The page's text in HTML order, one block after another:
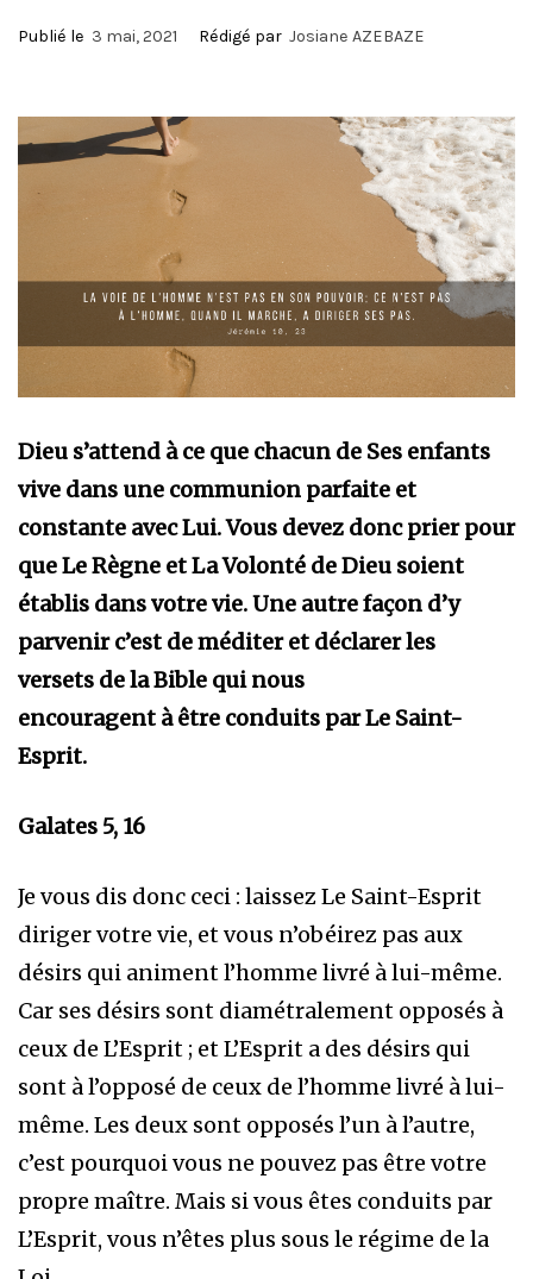
Publié le 3 mai, 2021 Rédigé par Josiane AZEBAZE
Dieu s’attend à ce que chacun de Ses enfants
vive dans une communion parfaite et
constante avec Lui. Vous devez donc prier pour
que Le Règne et La Volonté de Dieu soient
établis dans votre vie. Une autre façon d’y
parvenir c’est de méditer et déclarer les
versets de la Bible qui nous
encouragent à être conduits par Le Saint-
Esprit.
Galates 5, 16
Je vous dis donc ceci : laissez Le Saint-Esprit
diriger votre vie, et vous n’obéirez pas aux
désirs qui animent l’homme livré à lui-même.
Car ses désirs sont diamétralement opposés à
ceux de L’Esprit ; et L’Esprit a des désirs qui
sont à l’opposé de ceux de l’homme livré à lui-
même. Les deux sont opposés l’un à l’autre,
c’est pourquoi vous ne pouvez pas être votre
propre maître. Mais si vous êtes conduits par
L’Esprit, vous n’êtes plus sous le régime de la